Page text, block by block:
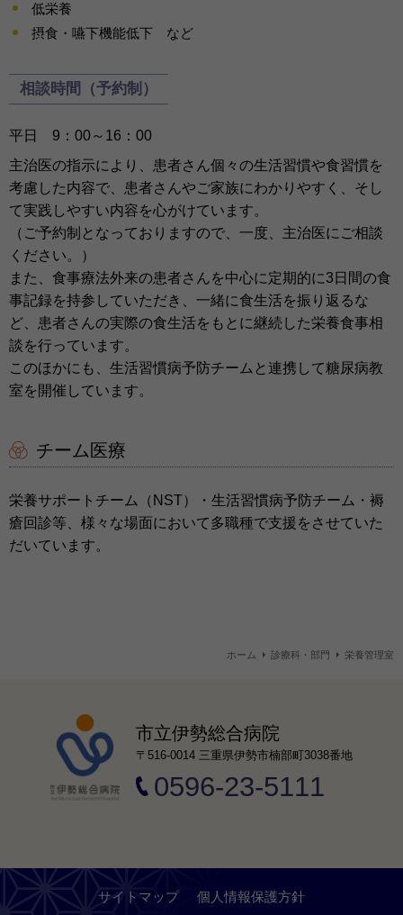
低栄養
摂食・嚥下機能低下 など
相談時間（予約制）
平日 9：00～16：00
主治医の指示により、患者さん個々の生活習慣や食習慣を
考慮した内容で、患者さんやご家族にわかりやすく、そし
て実践しやすい内容を心がけています。
（ご予約制となっておりますので、一度、主治医にご相談
ください。）
また、食事療法外来の患者さんを中心に定期的に3日間の食
事記録を持参していただき、一緒に食生活を振り返るな
ど、患者さんの実際の食生活をもとに継続した栄養食事相
談を行っています。
このほかにも、生活習慣病予防チームと連携して糖尿病教
室を開催しています。
チーム医療
栄養サポートチーム（NST）・生活習慣病予防チーム・褥
瘡回診等、様々な場面において多職種で支援をさせていた
だいています。
ホーム 診療科・部門 栄養管理室
市立伊勢総合病院
〒516-0014 三重県伊勢市楠部町3038番地
0596-23-5111
サイトマップ 個人情報保護方針